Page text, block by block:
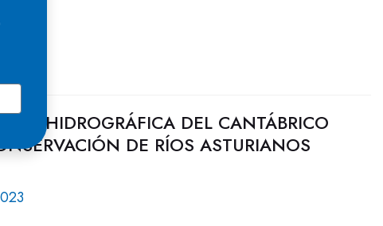
HIDROGRÁFICA DEL CANTÁBRICO
DE RÍOS ASTURIANOS